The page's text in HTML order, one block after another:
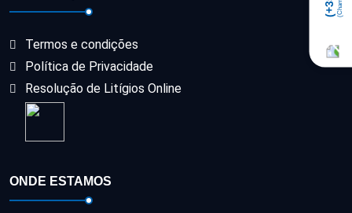
Termos e condições
Política de Privacidade
Resolução de Litígios Online
ONDE ESTAMOS